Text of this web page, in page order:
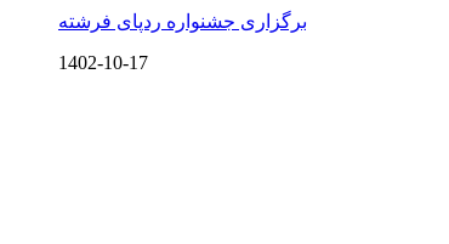
برگزاری جشنواره ردپای فرشته
1402-10-17